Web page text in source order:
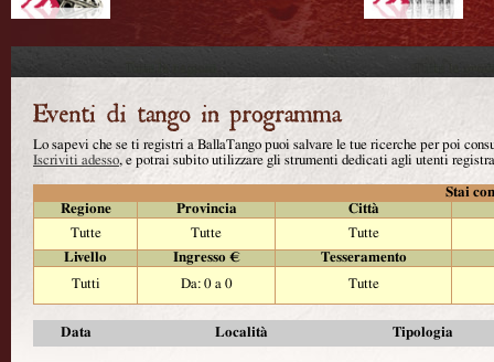
Lo sapevi che se ti registri a BallaTango puoi salvare le tue ricerche per poi
Iscriviti adesso, e potrai subito utilizzare gli strumenti dedicati agli utenti
Stai
Regione
Provincia
Città
Tutte
Tutte
Tutte
Livello
Ingresso €
Tesseramento
Tutti
Da: 0 a 0 Tutte
Data Località Tipologia